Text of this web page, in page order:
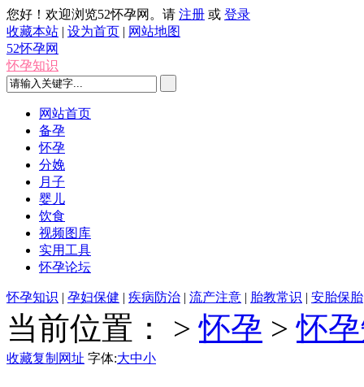
您好！欢迎浏览52怀孕网。请 注册 或 登录
收藏本站 | 设为首页 | 网站地图
52怀孕网
怀孕知识
网站首页
备孕
怀孕
分娩
月子
婴儿
饮食
视频图库
实用工具
怀孕论坛
怀孕知识 | 孕妇保健 | 疾病防治 | 流产注意 | 胎教常识 | 安胎保胎
当前位置： >怀孕 >怀
收藏复制网址 字体:大中小